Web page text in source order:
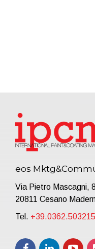
eos
Via Pietro Mascagni,
20811 Cesano
Tel. +39.0362.503215